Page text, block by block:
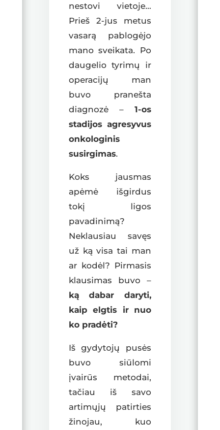
nestovi vietoje…
Prieš 2-jus metus
vasarą pablogėjo
mano sveikata. Po
daugelio tyrimų ir
operacijų man
buvo pranešta
diagnozė –1-os
stadijos agresyvus
onkologinis
susirgimas.
Koks jausmas
apėmė išgirdus
tokį ligos
pavadinimą?
Neklausiau savęs
už ką visa tai man
ar kodėl? Pirmasis
klausimas buvo –
ką dabar daryti,
kaip elgtis ir nuo
ko pradėti?
Iš gydytojų pusės
buvo siūlomi
įvairūs metodai,
tačiau iš savo
artimųjų patirties
žinojau, kuo